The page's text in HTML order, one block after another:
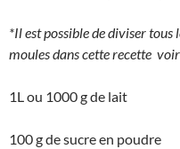
*Il est possible de diviser tous
moules dans cette recette voir
1L ou 1000 g de lait
100 g de sucre en poudre